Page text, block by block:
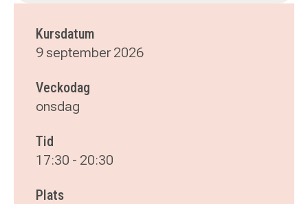
Kursdatum
9 september 2026
Veckodag
onsdag
Tid
17:30 - 20:30
Plats